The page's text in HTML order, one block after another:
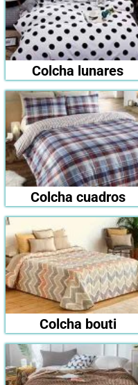
Colcha lunares
Colcha cuadros
Colcha bouti